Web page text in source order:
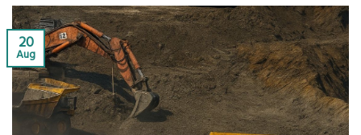
20
Aug